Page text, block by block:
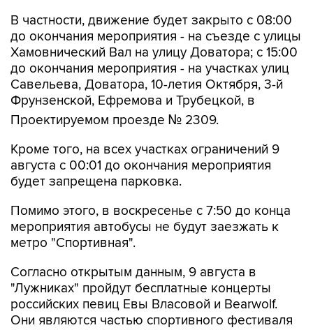
В частности, движение будет закрыто с 08:00
до окончания мероприятия - на съезде с улицы
Хамовнический Вал на улицу Доватора; с 15:00
до окончания мероприятия - на участках улиц
Савельева, Доватора, 10-летия Октября, 3-й
Фрунзенской, Ефремова и Трубецкой, в
Проектируемом проезде № 2309.
Кроме того, на всех участках ограничений 9
августа с 00:01 до окончания мероприятия
будет запрещена парковка.
Помимо этого, в воскресенье с 7:50 до конца
мероприятия автобусы не будут заезжать к
метро "Спортивная".
Согласно открытым данным, 9 августа в
"Лужниках" пройдут бесплатные концерты
российских певиц Евы Власовой и Bearwolf.
Они являются частью спортивного фестиваля